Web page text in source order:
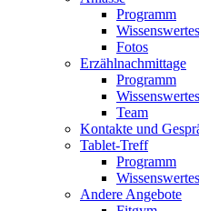
Programm
Wissenswertes
Fotos
Erzählnachmittage
Programm
Wissenswertes
Team
Kontakte und
Tablet-Treff
Programm
Wissenswertes
Andere Angebote